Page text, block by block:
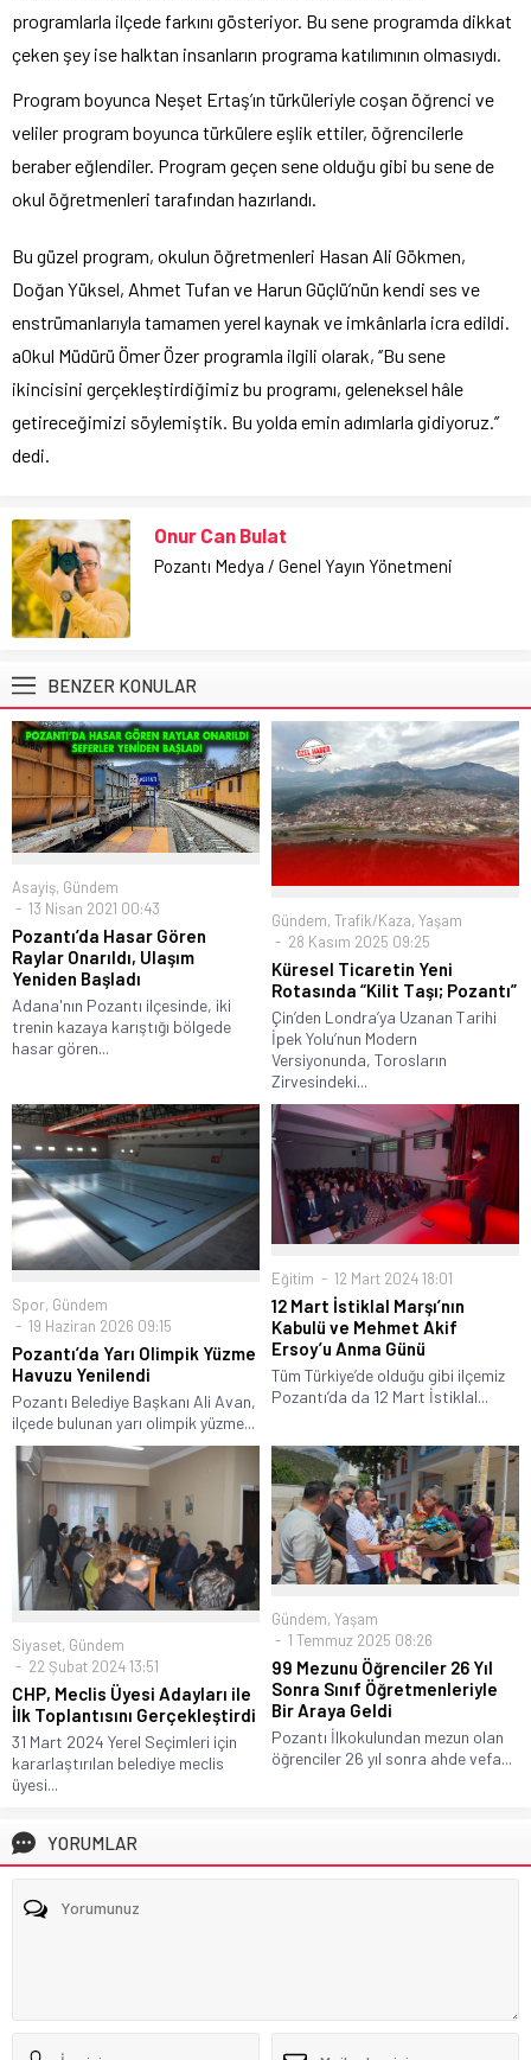
programlarla ilçede farkını gösteriyor. Bu sene programda dikkat
çeken şey ise halktan insanların programa katılımının olmasıydı.
Program boyunca Neşet Ertaş’ın türküleriyle coşan öğrenci ve
veliler program boyunca türkülere eşlik ettiler, öğrencilerle
beraber eğlendiler. Program geçen sene olduğu gibi bu sene de
okul öğretmenleri tarafından hazırlandı.
Bu güzel program, okulun öğretmenleri Hasan Ali Gökmen,
Doğan Yüksel, Ahmet Tufan ve Harun Güçlü’nün kendi ses ve
enstrümanlarıyla tamamen yerel kaynak ve imkânlarla icra edildi.
aOkul Müdürü Ömer Özer programla ilgili olarak, ‘’Bu sene
ikincisini gerçekleştirdiğimiz bu programı, geleneksel hâle
getireceğimizi söylemiştik. Bu yolda emin adımlarla gidiyoruz.’’
dedi.
Onur Can Bulat
Pozantı Medya / Genel Yayın Yönetmeni
BENZER KONULAR
Asayiş, Gündem
13 Nisan 2021 00:43
Pozantı’da Hasar Gören
Raylar Onarıldı, Ulaşım
Yeniden Başladı
Adana'nın Pozantı ilçesinde, iki
trenin kazaya karıştığı bölgede
hasar gören...
Gündem, Trafik/Kaza, Yaşam
28 Kasım 2025 09:25
Küresel Ticaretin Yeni
Rotasında “Kilit Taşı; Pozantı”
Çin’den Londra’ya Uzanan Tarihi
İpek Yolu’nun Modern
Versiyonunda, Torosların
Zirvesindeki...
Spor, Gündem
19 Haziran 2026 09:15
Pozantı’da Yarı Olimpik Yüzme
Havuzu Yenilendi
Pozantı Belediye Başkanı Ali Avan,
ilçede bulunan yarı olimpik yüzme...
Eğitim 12 Mart 2024 18:01
12 Mart İstiklal Marşı’nın
Kabulü ve Mehmet Akif
Ersoy’u Anma Günü
Tüm Türkiye’de olduğu gibi ilçemiz
Pozantı’da da 12 Mart İstiklal...
Siyaset, Gündem
22 Şubat 2024 13:51
CHP, Meclis Üyesi Adayları ile
İlk Toplantısını Gerçekleştirdi
31 Mart 2024 Yerel Seçimleri için
kararlaştırılan belediye meclis
üyesi...
Gündem, Yaşam
1 Temmuz 2025 08:26
99 Mezunu Öğrenciler 26 Yıl
Sonra Sınıf Öğretmenleriyle
Bir Araya Geldi
Pozantı İlkokulundan mezun olan
öğrenciler 26 yıl sonra ahde vefa...
YORUMLAR